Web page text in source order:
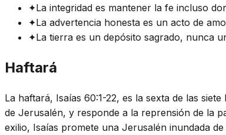
✦La integridad es mantener la fe incluso
✦La advertencia honesta es un acto de
✦La tierra es un depósito sagrado, nunca
Haftará
La haftará, Isaías 60:1-22, es la sexta de las
de Jerusalén, y responde a la reprensión de la
exilio, Isaías promete una Jerusalén inundada